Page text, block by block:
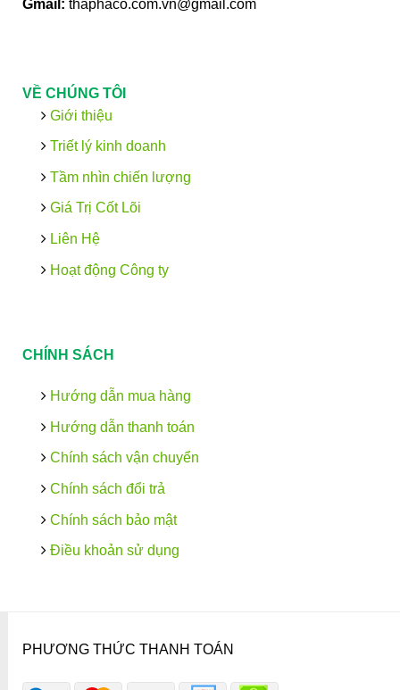
Gmail: thaphaco.com.vn@gmail.com
VỀ CHÚNG TÔI
Giới thiệu
Triết lý kinh doanh
Tầm nhìn chiến lượng
Giá Trị Cốt Lõi
Liên Hệ
Hoạt động Công ty
CHÍNH SÁCH
Hướng dẫn mua hàng
Hướng dẫn thanh toán
Chính sách vận chuyển
Chính sách đổi trả
Chính sách bảo mật
Điều khoản sử dụng
PHƯƠNG THỨC THANH TOÁN